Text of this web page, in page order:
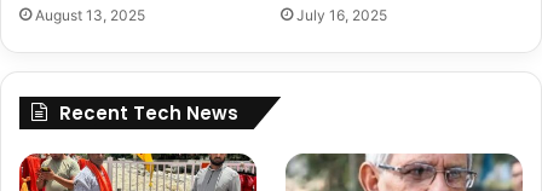
August 13, 2025 July 16, 2025
Recent Tech News